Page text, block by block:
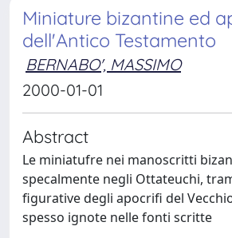
Miniature bizantine ed
dell'Antico Testamento
BERNABO', MASSIMO
2000-01-01
Abstract
Le miniatufre nei manoscritti
specalmente negli Ottateuchi,
figurative degli apocrifi del
spesso ignote nelle fonti scritte